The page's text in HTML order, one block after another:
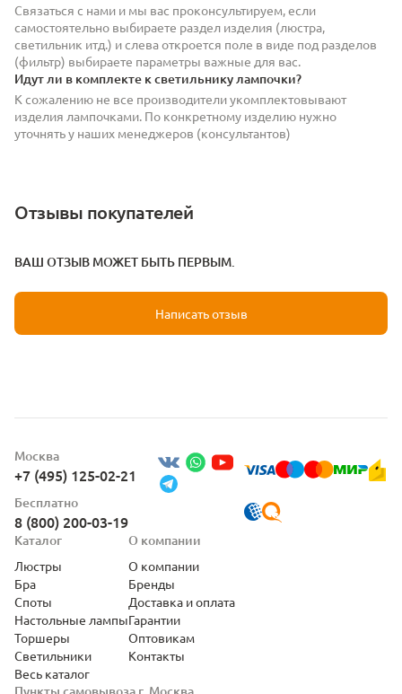
Связаться с нами и мы вас проконсультируем, если
самостоятельно выбираете раздел изделия (люстра,
светильник итд.) и слева откроется поле в виде под разделов
(фильтр) выбираете параметры важные для вас.
Идут ли в комплекте к светильнику лампочки?
К сожалению не все производители укомплектовывают
изделия лампочками. По конкретному изделию нужно
уточнять у наших менеджеров (консультантов)
Отзывы покупателей
ВАШ ОТЗЫВ МОЖЕТ БЫТЬ ПЕРВЫМ.
Написать отзыв
Москва
+7 (495) 125-02-21
Бесплатно
8 (800) 200-03-19
Каталог
Люстры
Бра
Споты
Настольные лампы
Торшеры
Светильники
Весь каталог
О компании
О компании
Бренды
Доставка и оплата
Гарантии
Оптовикам
Контакты